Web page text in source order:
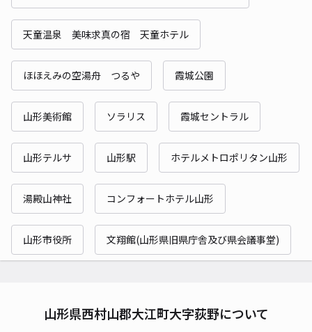
天童温泉 美味求真の宿 天童ホテル
ほほえみの空湯舟 つるや 霞城公園
山形美術館 ソラリス 霞城セントラル
山形テルサ 山形駅 ホテルメトロポリタン山形
湯殿山神社 コンフォートホテル山形
山形市役所 文翔館(山形県旧県庁舎及び県会議事堂)
山形県西村山郡大江町大字荻野について